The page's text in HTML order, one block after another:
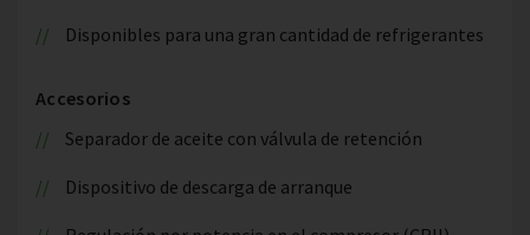
Disponibles para una gran cantidad de refrigerantes
Accesorios
Separador de aceite con válvula de retención
Dispositivo de descarga de arranque